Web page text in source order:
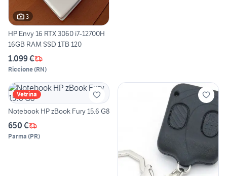
3
HP Envy 16 RTX 3060 i7-12700H
16GB RAM SSD 1TB 120
1.099 €
Riccione(RN)
Vetrina
Notebook HP zBook Fury 15.6 G8
650 €
Parma (PR)